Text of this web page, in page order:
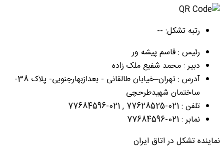
رتبه تشکل: --
رئیس : قاسم پیشه ور
دبیر : محمد شفیع ملک زاده
آدرس : تهران–خیابان طالقانی - بعدازبهارجنوبی- پلاک 38-
ساختمان شهیدطرحچی
تلفن : 021-77628525 , 021-77684596
نمابر : 021-77684596
نماینده تشکل در اتاق ایران